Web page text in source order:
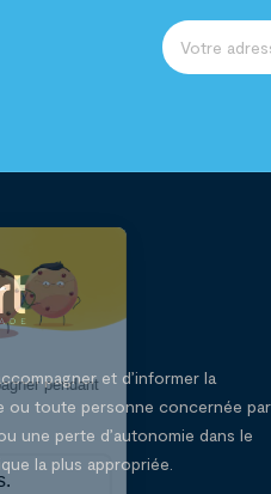
et d’informer la
ou toute personne concernée par
une perte d’autonomie dans le
la plus appropriée.